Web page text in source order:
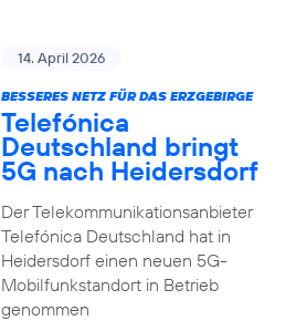
14. April 2026
BESSERES NETZ FÜR DAS ERZGEBIRGE
Telefónica
Deutschland bringt
5G nach Heidersdorf
Der Telekommunikationsanbieter
Telefónica Deutschland hat in
Heidersdorf einen neuen 5G-
Mobilfunkstandort in Betrieb
genommen